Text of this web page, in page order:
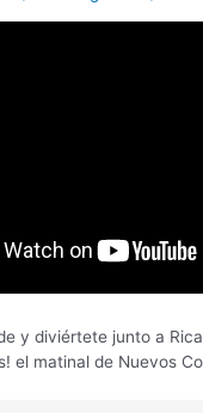
y diviértete junto a
el matinal de Nuevos